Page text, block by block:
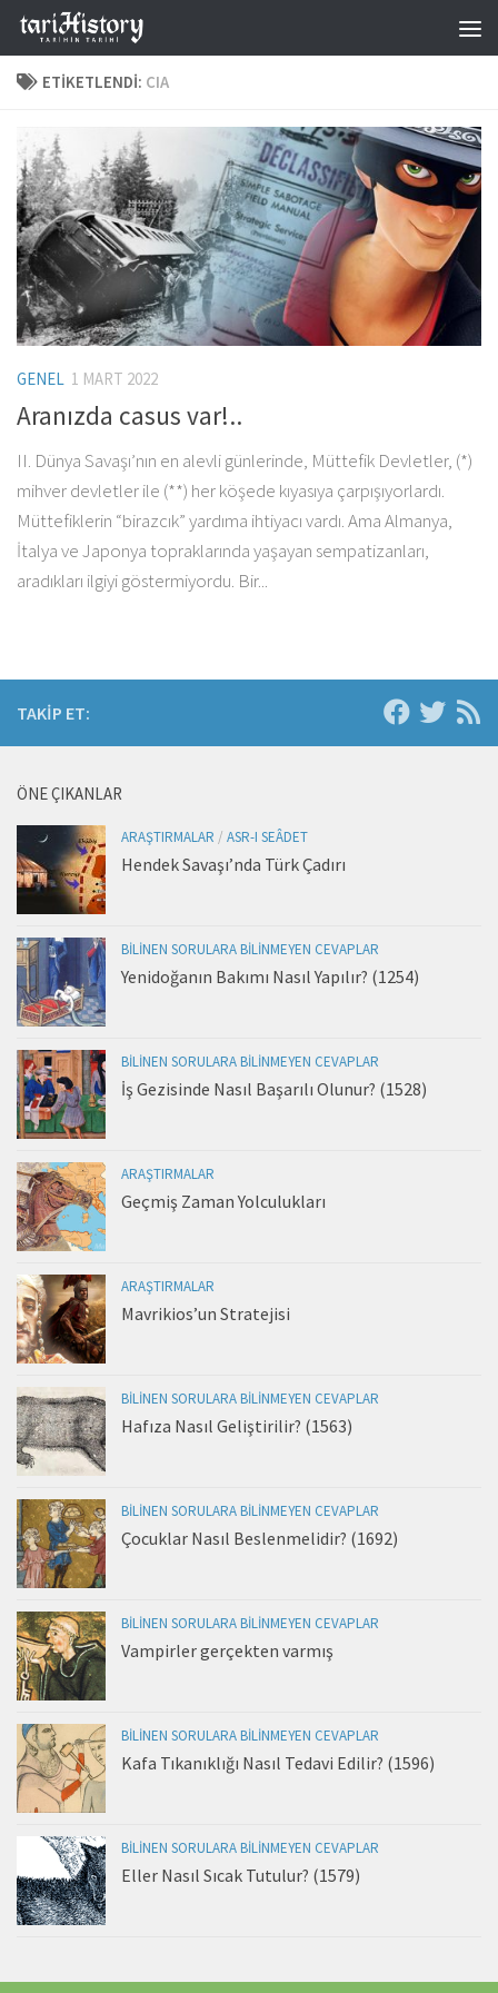
Skip to content
ETIKETLENDI: CIA
GENEL 1 MART 2022
Aranızda casus var!..
II. Dünya Savaşı’nın en alevli günlerinde, Müttefik Devletler, (*)
mihver devletler ile (**) her köşede kıyasıya çarpışıyorlardı.
Müttefiklerin “birazcık” yardıma ihtiyacı vardı. Ama Almanya,
İtalya ve Japonya topraklarında yaşayan sempatizanları,
aradıkları ilgiyi göstermiyordu. Bir...
TAKIP ET:
ÖNE ÇIKANLAR
ARAŞTIRMALAR / ASR-I SEÂDET
Hendek Savaşı’nda Türk Çadırı
BILINEN SORULARA BILINMEYEN CEVAPLAR
Yenidoğanın Bakımı Nasıl Yapılır? (1254)
BILINEN SORULARA BILINMEYEN CEVAPLAR
İş Gezisinde Nasıl Başarılı Olunur? (1528)
ARAŞTIRMALAR
Geçmiş Zaman Yolculukları
ARAŞTIRMALAR
Mavrikios’un Stratejisi
BILINEN SORULARA BILINMEYEN CEVAPLAR
Hafıza Nasıl Geliştirilir? (1563)
BILINEN SORULARA BILINMEYEN CEVAPLAR
Çocuklar Nasıl Beslenmelidir? (1692)
BILINEN SORULARA BILINMEYEN CEVAPLAR
Vampirler gerçekten varmış
BILINEN SORULARA BILINMEYEN CEVAPLAR
Kafa Tıkanıklığı Nasıl Tedavi Edilir? (1596)
BILINEN SORULARA BILINMEYEN CEVAPLAR
Eller Nasıl Sıcak Tutulur? (1579)